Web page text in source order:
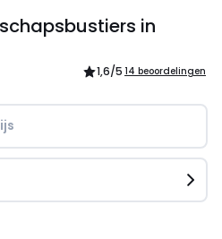
in
1,6/5 14 beoordelingen